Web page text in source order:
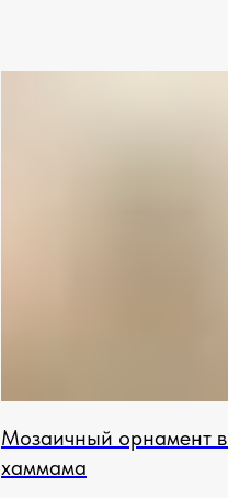
Мозаичный орнамент
хаммама